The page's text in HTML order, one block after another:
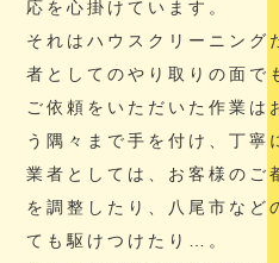
応を心掛けています。
それはハウスクリーニング
者としてのやり取りの面で
ご依頼をいただいた作業は
う隅々まで手を付け、丁寧
業者としては、お客様のご
を調整したり、八尾市など
ても駆けつけたり…。